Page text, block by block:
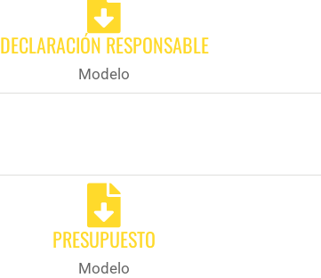
DECLARACIÓN RESPONSABLE
Modelo
PRESUPUESTO
Modelo